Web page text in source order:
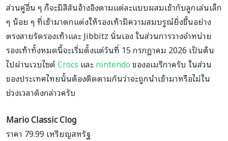
ส่วนคู่อื่น ๆ ก็จะมีสีสันอ้างอิงตามแต่ละแบบผสมเข้ากับลูกเล่นเล็ก
ๆ น้อย ๆ ที่เข้ามาตกแต่งให้รองเท้ามีความสมบรูณ์ยิ่งขึ้นอย่าง
ตรงสายรัดรองเท้าและ Jibbitz นั่นเอง ในส่วนการวางจำหน่าย
รองเท้าทั้งหมดนี้จะเริ่มตั้งแต่วันที่ 15 กรกฏาคม 2026 เป็นต้น
ไปผ่านเวบไซต์Crocs และnintendoของอเมริกาครับ ในส่วน
ของประเทศไทยนั้นต้องติดตามกันว่าจะถูกนำเข้ามาหรือไม่ใน
ช่วงเวลาดังกล่าวครับ
Mario Classic Clog
ราคา 79.99 เหรียญสหรัฐ